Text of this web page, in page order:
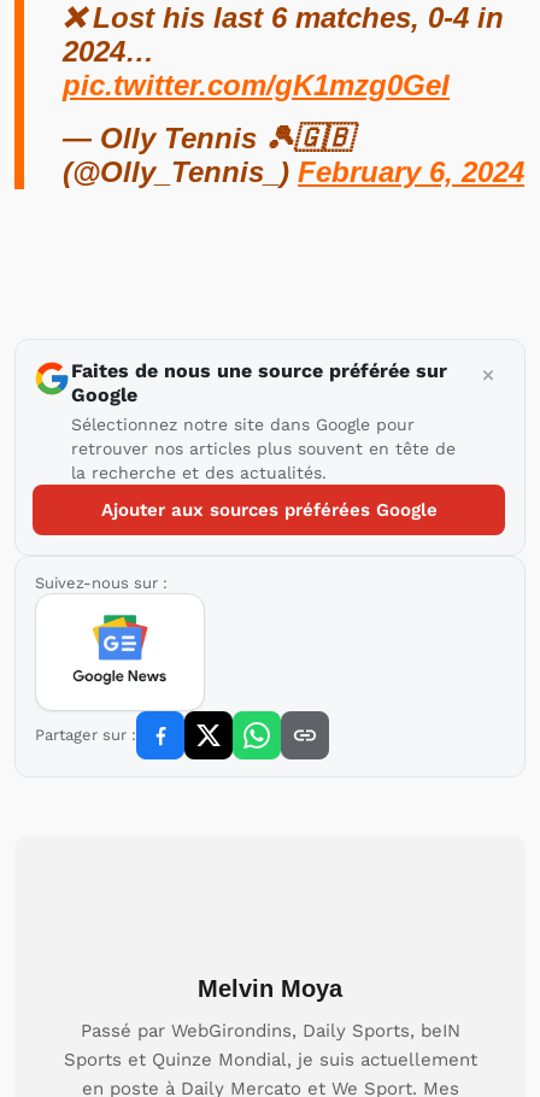
❌ Lost his last 6 matches, 0-4 in
2024…
pic.twitter.com/gK1mzg0GeI
— Olly Tennis 🎾🇬🇧
(@Olly_Tennis_) February 6, 2024
Faites de nous une source préférée sur
Google
Sélectionnez notre site dans Google pour
retrouver nos articles plus souvent en tête de
la recherche et des actualités.
Ajouter aux sources préférées Google
Suivez-nous sur :
Partager sur :
Melvin Moya
Passé par WebGirondins, Daily Sports, beIN
Sports et Quinze Mondial, je suis actuellement
en poste à Daily Mercato et We Sport. Mes